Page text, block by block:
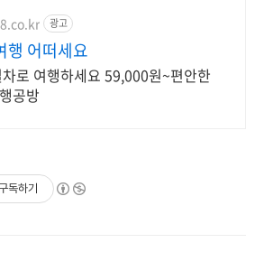
광고
행 어떠세요
로 여행하세요 59,000원~편안한
공방
독하기